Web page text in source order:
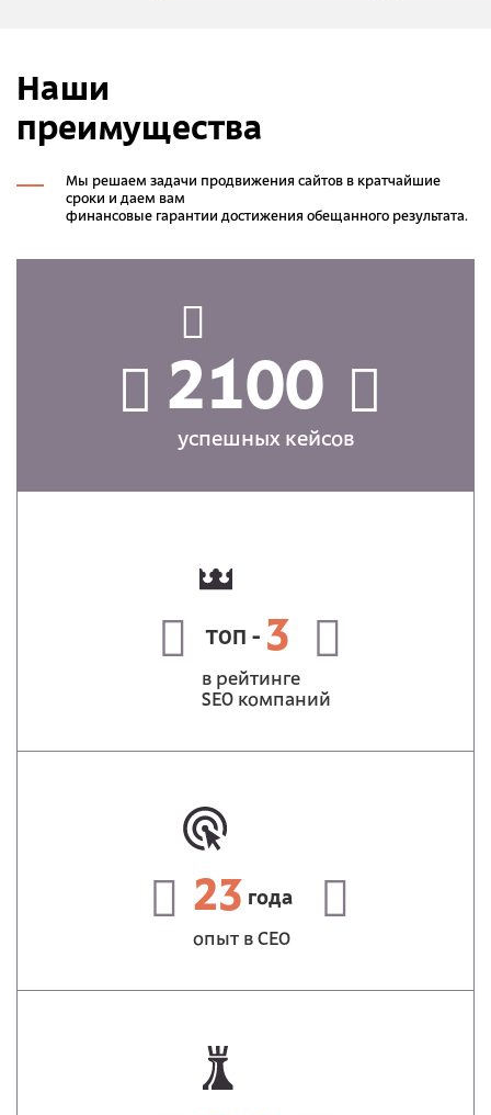
Наши
преимущества
Мы решаем задачи продвижения сайтов в кратчайшие
сроки и даем вам
финансовые гарантии достижения обещанного результата.
2100
успешных кейсов
ТОП - 3
в рейтинге
SEO компаний
23 года
опыт в СЕО